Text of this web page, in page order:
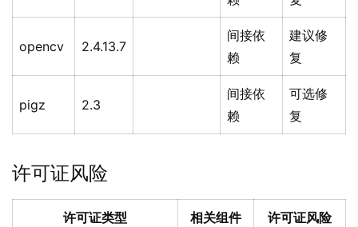
opencv 2.4.13.7
间接依
赖
建议修
复
pigz 2.3
间接依
赖
可选修
复
许可证风险
许可证类型 相关组件 许可证风险